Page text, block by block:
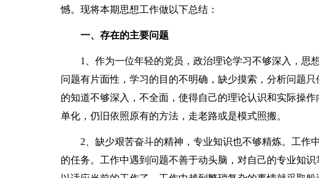
憾。现将本期思想工作做以下总结：
一、存在的主要问题
1、作为一位年轻的党员，政治理论学习不够深入，思
问题有片面性，学习的目的不明确，缺少摸索，分析问题
的知道不够深入，不全面，使得自己的理论认识和实际操
单化，仍旧依照原有的方法，走老路或是模式照搬。
2、缺少艰苦奋斗的精神，专业知识也不够精炼。工作
的任务。工作中遇到问题不善于动头脑，对自己的专业知